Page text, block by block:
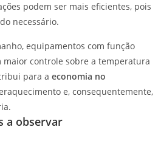
podem ser mais eficientes, pois
necessário.
equipamentos com função
maior controle sobre a temperatura
para a economia no
e, consequentemente,
a observar